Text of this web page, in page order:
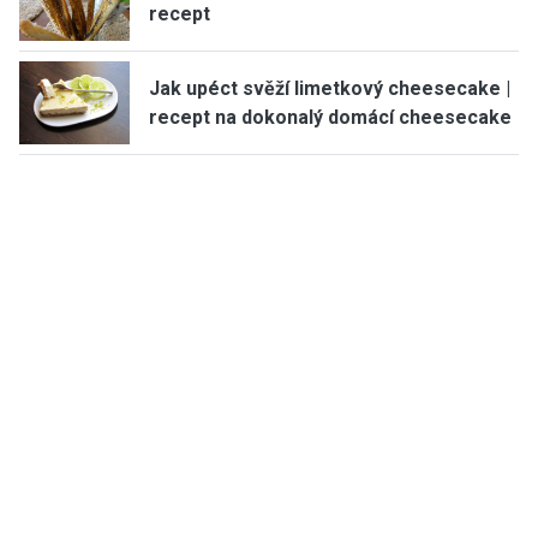
recept
Jak upéct svěží limetkový cheesecake |
recept na dokonalý domácí cheesecake